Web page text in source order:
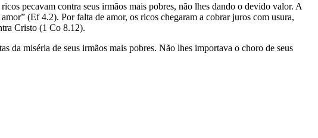
pecavam contra seus irmãos mais pobres, não lhes dando o devido valor. A
(Ef 4.2). Por falta de amor, os ricos chegaram a cobrar juros com usura,
Cristo (1 Co 8.12).
miséria de seus irmãos mais pobres. Não lhes importava o choro de seus